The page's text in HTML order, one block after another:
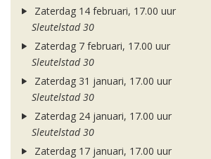
Zaterdag 14 februari, 17.00 uur
Sleutelstad 30
Zaterdag 7 februari, 17.00 uur
Sleutelstad 30
Zaterdag 31 januari, 17.00 uur
Sleutelstad 30
Zaterdag 24 januari, 17.00 uur
Sleutelstad 30
Zaterdag 17 januari, 17.00 uur